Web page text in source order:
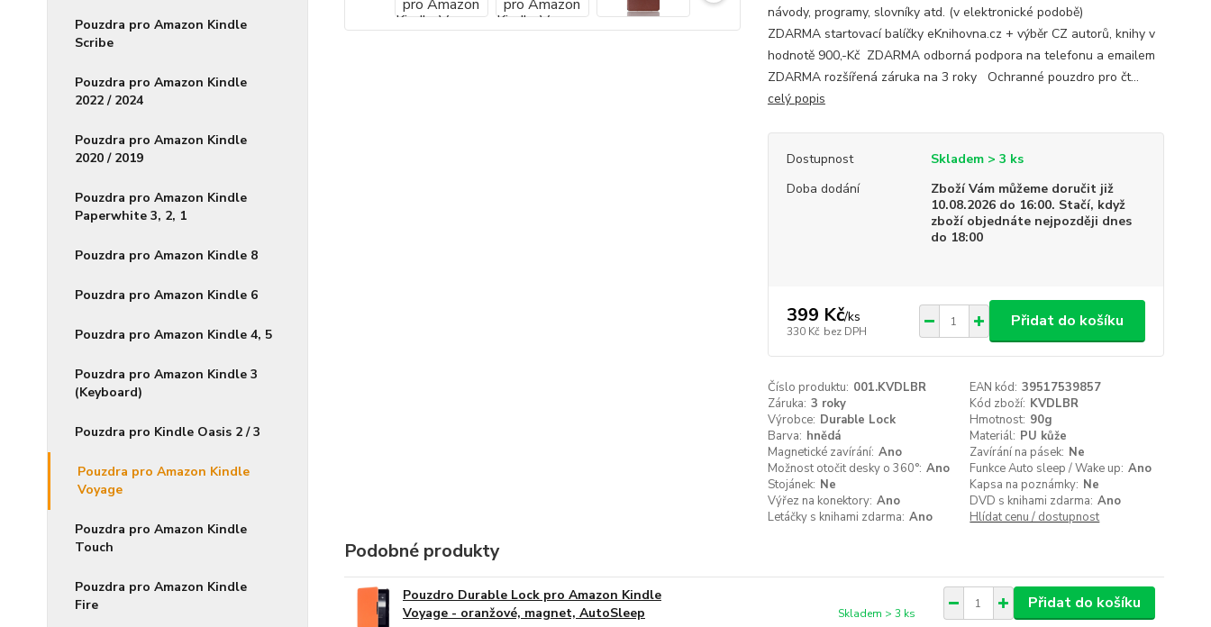
Pouzdra pro Amazon Kindle
Scribe
Pouzdra pro Amazon Kindle
2022 / 2024
Pouzdra pro Amazon Kindle
2020 / 2019
Pouzdra pro Amazon Kindle
Paperwhite 3, 2, 1
Pouzdra pro Amazon Kindle 8
Pouzdra pro Amazon Kindle 6
Pouzdra pro Amazon Kindle 4, 5
Pouzdra pro Amazon Kindle 3
(Keyboard)
Pouzdra pro Kindle Oasis 2 / 3
Pouzdra pro Amazon Kindle
Voyage
Pouzdra pro Amazon Kindle
Touch
Pouzdra pro Amazon Kindle
Fire
návody, programy, slovníky atd. (v elektronické podobě)
ZDARMA startovací balíčky eKnihovna.cz + výběr CZ autorů, knihy v
hodnotě 900,-Kč ZDARMA odborná podpora na telefonu a emailem
ZDARMA rozšířená záruka na 3 roky Ochranné pouzdro pro čt...
celý popis
Dostupnost
Skladem > 3 ks
Doba dodání
Zboží Vám můžeme doručit již
10.08.2026 do 16:00. Stačí, když
zboží objednáte nejpozději dnes
do 18:00
399 Kč/ks
330 Kč bez DPH
Přidat do košíku
Číslo produktu: 001.KVDLBR EAN kód: 39517539857
Záruka: 3 roky Kód zboží: KVDLBR
Výrobce: Durable Lock Hmotnost: 90g
Barva: hnědá Materiál: PU kůže
Magnetické zavírání: Ano Zavírání na pásek: Ne
Možnost otočit desky o 360°: Ano Funkce Auto sleep / Wake up: Ano
Stojánek: Ne Kapsa na poznámky: Ne
Výřez na konektory: Ano DVD s knihami zdarma: Ano
Letáčky s knihami zdarma: Ano Hlídat cenu / dostupnost
Podobné produkty
Pouzdro Durable Lock pro Amazon Kindle
Voyage - oranžové, magnet, AutoSleep
Skladem > 3 ks
Přidat do košíku